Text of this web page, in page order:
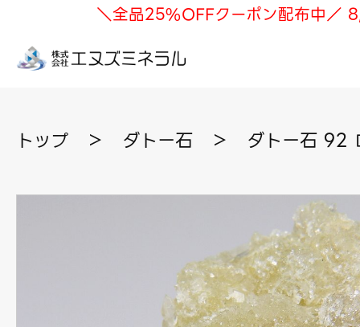
＼全品25%OFFクーポン配布中／
トップ ＞ ダトー石 ＞ ダトー石 92